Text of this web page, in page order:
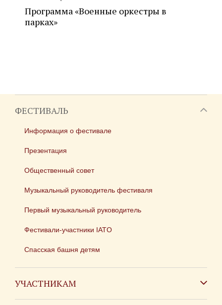
Программа «Военные оркестры в
парках»
ФЕСТИВАЛЬ
Информация о фестивале
Презентация
Общественный совет
Музыкальный руководитель фестиваля
Первый музыкальный руководитель
Фестивали-участники IATO
Спасская башня детям
УЧАСТНИКАМ